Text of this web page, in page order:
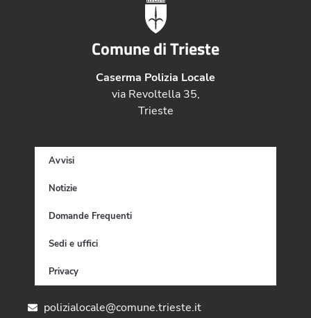
Comune di Trieste
Caserma Polizia Locale
via Revoltella 35,
Trieste
Avvisi
Notizie
Domande Frequenti
Sedi e uffici
Privacy
polizialocale@comune.trieste.it